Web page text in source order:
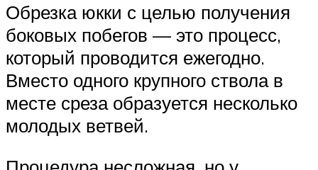
Обрезка юкки с целью получения
боковых побегов — это процесс,
который проводится ежегодно.
Вместо одного крупного ствола в
месте среза образуется несколько
молодых ветвей.